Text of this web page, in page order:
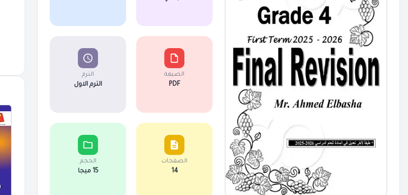
الصيغة
PDF
الترم
الترم الاول
الصفحات
14
الحجم
15 ميجا